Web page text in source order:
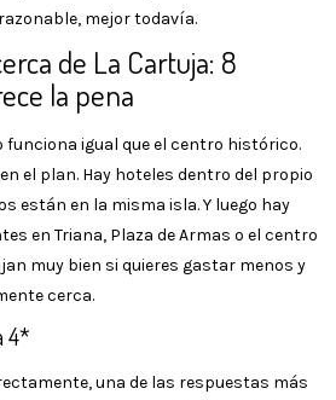
mejor todavía.
de La Cartuja: 8
la pena
funciona igual que el centro histórico.
el plan. Hay hoteles dentro del propio
están en la misma isla. Y luego hay
en Triana, Plaza de Armas o el centro
muy bien si quieres gastar menos y
cerca.
4*
una de las respuestas más